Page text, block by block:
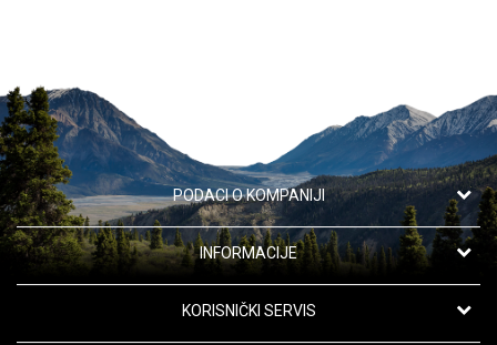
PODACI O KOMPANIJI
Apotekarska ustanova "Oaza zdravlja"
Kanarevo Brdo 42,
11191 Beograd, Srbija
INFORMACIJE
O nama
KORISNIČKI SERVIS